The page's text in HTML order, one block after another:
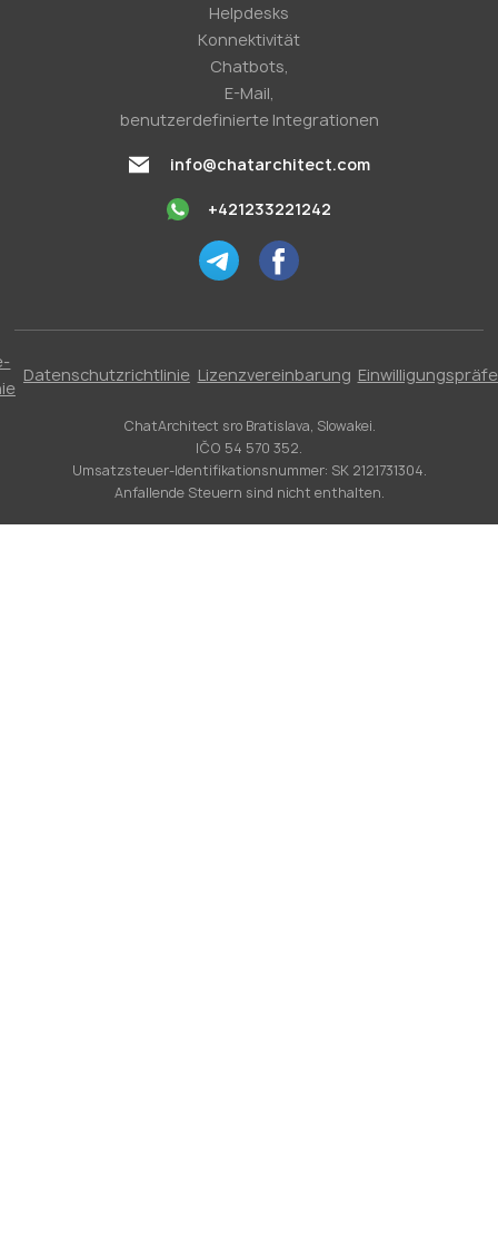
Helpdesks
Konnektivität
Chatbots,
E-Mail,
benutzerdefinierte Integrationen
info@chatarchitect.com
+421233221242
Datenschutzrichtlinie Lizenzvereinbarung
ChatArchitect sro Bratislava, Slowakei.
IČO 54 570 352.
Umsatzsteuer-Identifikationsnummer: SK 2121731304.
Anfallende Steuern sind nicht enthalten.